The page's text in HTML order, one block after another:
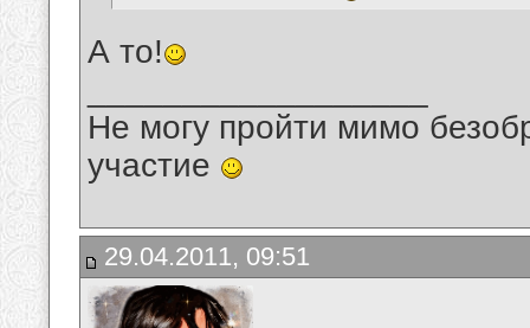
А то!
Не могу пройти мимо
участие
29.04.2011, 09:51